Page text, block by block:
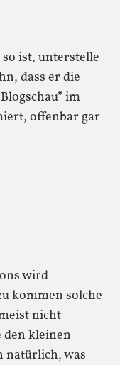
ist, unterstelle
dass er die
im
offenbar gar
wird
kommen solche
nicht
den kleinen
was